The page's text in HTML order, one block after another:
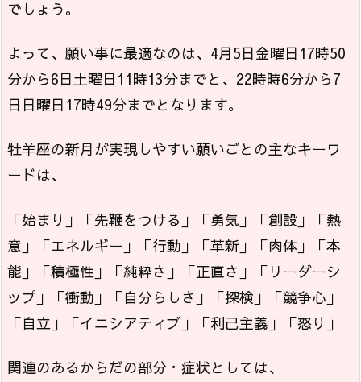
でしょう。
よって、願い事に最適なのは、4月5日金曜日17時50
分から6日土曜日11時13分までと、22時時6分から7
日日曜日17時49分までとなります。
牡羊座の新月が実現しやすい願いごとの主なキーワ
ードは、
「始まり」「先鞭をつける」「勇気」「創設」「熱
意」「エネルギー」「行動」「革新」「肉体」「本
能」「積極性」「純粋さ」「正直さ」「リーダーシ
ップ」「衝動」「自分らしさ」「探検」「競争心」
「自立」「イニシアティブ」「利己主義」「怒り」
関連のあるからだの部分・症状としては、